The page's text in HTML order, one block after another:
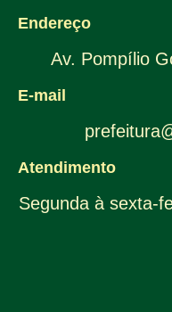
Endereço
Av. Pompílio
E-mail
Atendimento
Segunda à sexta-